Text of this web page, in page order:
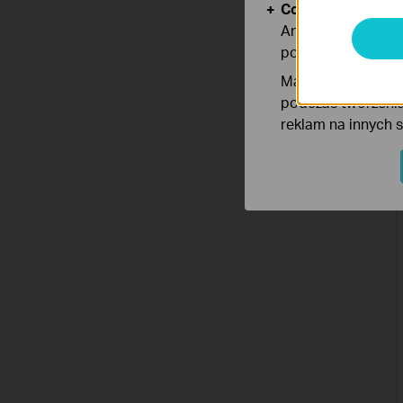
Cookies
Analiza - Te pliki
poprawę i
Marketing - Te
podczas
reklam na innych